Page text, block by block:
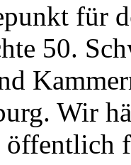
für
50.
Wir